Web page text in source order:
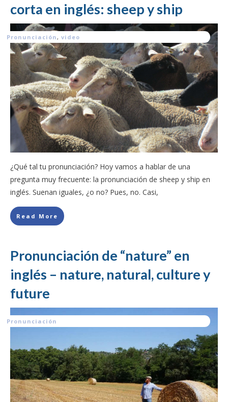
corta en inglés: sheep y ship
Pronunciación, video
¿Qué tal tu pronunciación? Hoy vamos a hablar de una
pregunta muy frecuente: la pronunciación de sheep y ship en
inglés. Suenan iguales, ¿o no? Pues, no. Casi,
Read More
Pronunciación de “nature” en
inglés – nature, natural, culture y
future
Pronunciación